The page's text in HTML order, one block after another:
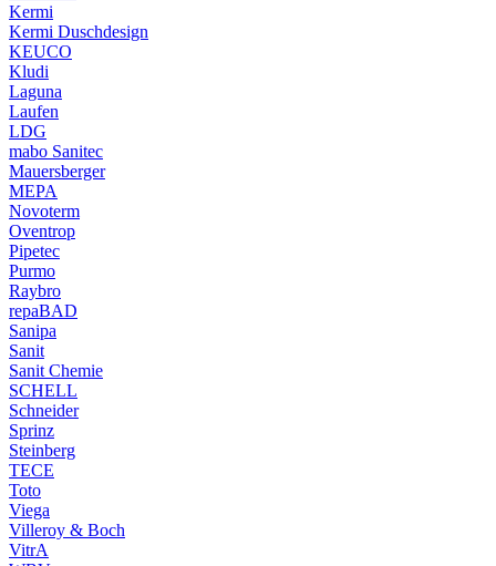
Kermi
Kermi Duschdesign
KEUCO
Kludi
Laguna
Laufen
LDG
mabo Sanitec
Mauersberger
MEPA
Novoterm
Oventrop
Pipetec
Purmo
Raybro
repaBAD
Sanipa
Sanit
Sanit Chemie
SCHELL
Schneider
Sprinz
Steinberg
TECE
Toto
Viega
Villeroy & Boch
VitrA